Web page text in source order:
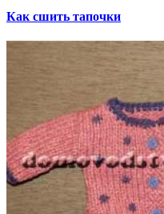
Как сшить тапочки